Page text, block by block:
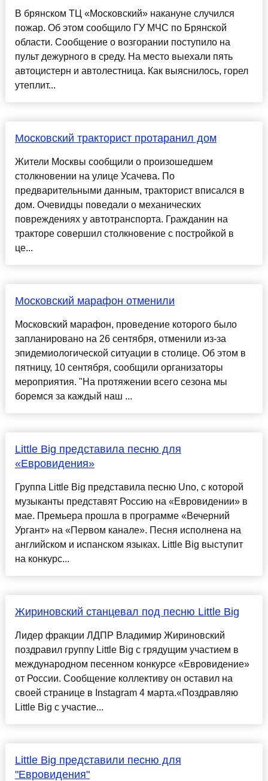
В брянском ТЦ «Московский» накануне случился
пожар. Об этом сообщило ГУ МЧС по Брянской
области. Сообщение о возгорании поступило на
пульт дежурного в среду. На место выехали пять
автоцистерн и автолестница. Как выяснилось, горел
утеплит...
Московский тракторист протаранил дом
Жители Москвы сообщили о произошедшем
столкновении на улице Усачева. По
предварительными данным, тракторист вписался в
дом. Очевидцы поведали о механических
повреждениях у автотранспорта. Гражданин на
тракторе совершил столкновение с постройкой в
це...
Московский марафон отменили
Московский марафон, проведение которого было
запланировано на 26 сентября, отменили из-за
эпидемиологической ситуации в столице. Об этом в
пятницу, 10 сентября, сообщили организаторы
мероприятия. "На протяжении всего сезона мы
боремся за каждый наш ...
Little Big представила песню для
«Евровидения»
Группа Little Big представила песню Uno, с которой
музыканты представят Россию на «Евровидении» в
мае. Премьера прошла в программе «Вечерний
Ургант» на «Первом канале». Песня исполнена на
английском и испанском языках. Little Big выступит
на конкурс...
Жириновский станцевал под песню Little Big
Лидер фракции ЛДПР Владимир Жириновский
поздравил группу Little Big с грядущим участием в
международном песенном конкурсе «Евровидение»
от России. Сообщение коллективу он оставил на
своей странице в Instagram 4 марта.«Поздравляю
Little Big с участие...
Little Big представили песню для
"Евровидения"